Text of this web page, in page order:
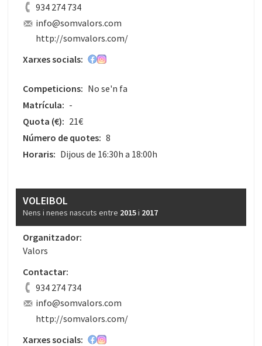
934 274 734
info@somvalors.com
http://somvalors.com/
Xarxes socials:
Competicions: No se'n fa
Matrícula: -
Quota (€): 21€
Número de quotes: 8
Horaris: Dijous de 16:30h a 18:00h
VOLEIBOL
Nens i nenes nascuts entre 2015i 2017
Organitzador:
Valors
Contactar:
934 274 734
info@somvalors.com
http://somvalors.com/
Xarxes socials: